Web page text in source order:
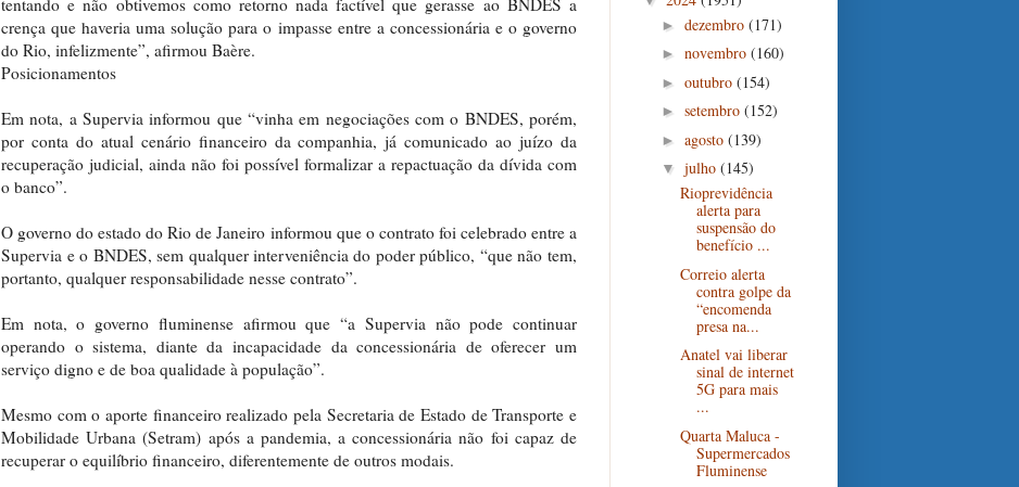
crença que haveria uma solução para o impasse entre a concessionária e o governo
do Rio, infelizmente”, afirmou Baère.
Posicionamentos
Em nota, a Supervia informou que “vinha em negociações com o BNDES, porém,
por conta do atual cenário financeiro da companhia, já comunicado ao juízo da
recuperação judicial, ainda não foi possível formalizar a repactuação da dívida com
o banco”.
O governo do estado do Rio de Janeiro informou que o contrato foi celebrado entre a
Supervia e o BNDES, sem qualquer interveniência do poder público, “que não tem,
portanto, qualquer responsabilidade nesse contrato”.
Em nota, o governo fluminense afirmou que “a Supervia não pode continuar
operando o sistema, diante da incapacidade da concessionária de oferecer um
serviço digno e de boa qualidade à população”.
Mesmo com o aporte financeiro realizado pela Secretaria de Estado de Transporte e
Mobilidade Urbana (Setram) após a pandemia, a concessionária não foi capaz de
recuperar o equilíbrio financeiro, diferentemente de outros modais.
► dezembro (171)
► novembro (160)
► outubro (154)
► setembro (152)
► agosto (139)
▼ julho (145)
Rioprevidência
alerta para
suspensão do
benefício ...
Correio alerta
contra golpe da
“encomenda
presa na...
Anatel vai liberar
sinal de internet
5G para mais
...
Quarta Maluca -
Supermercados
Fluminense